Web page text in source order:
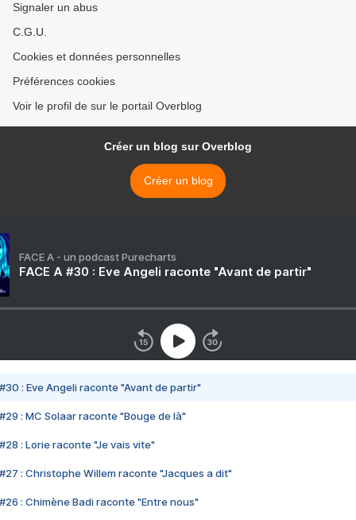
Signaler un abus
C.G.U.
Cookies et données personnelles
Préférences cookies
Voir le profil de sur le portail Overblog
Créer un blog sur Overblog
Créer un blog
FACE A - un podcast Purecharts
FACE A #30 : Eve Angeli raconte "Avant de partir"
#30 : Eve Angeli raconte "Avant de partir"
#29 : MC Solaar raconte "Bouge de là"
#28 : Lorie raconte "Je vais vite"
#27 : Christophe Willem raconte "Jacques a dit"
#26 : Chimène Badi raconte "Entre nous"